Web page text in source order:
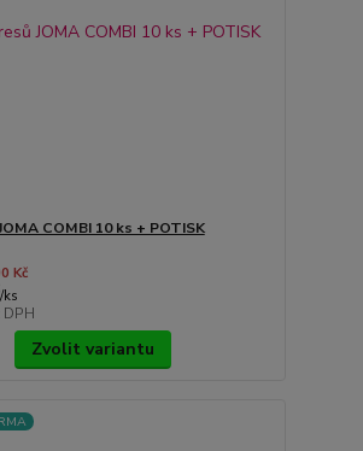
COMBI 10 ks + POTISK
Kč
/ks
Zvolit variantu